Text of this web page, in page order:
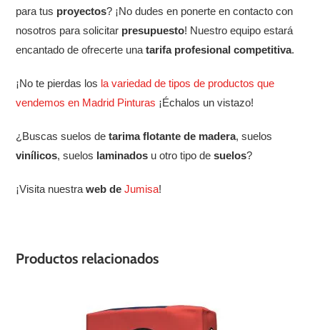
para tus proyectos? ¡No dudes en ponerte en contacto con
nosotros para solicitar presupuesto! Nuestro equipo estará
encantado de ofrecerte una tarifa profesional competitiva.
¡No te pierdas los la variedad de tipos de productos que
vendemos en Madrid Pinturas ¡Échalos un vistazo!
¿Buscas suelos detarima flotante de madera, suelos
vinílicos, suelos laminados u otro tipo desuelos?
¡Visita nuestraweb deJumisa!
Productos relacionados